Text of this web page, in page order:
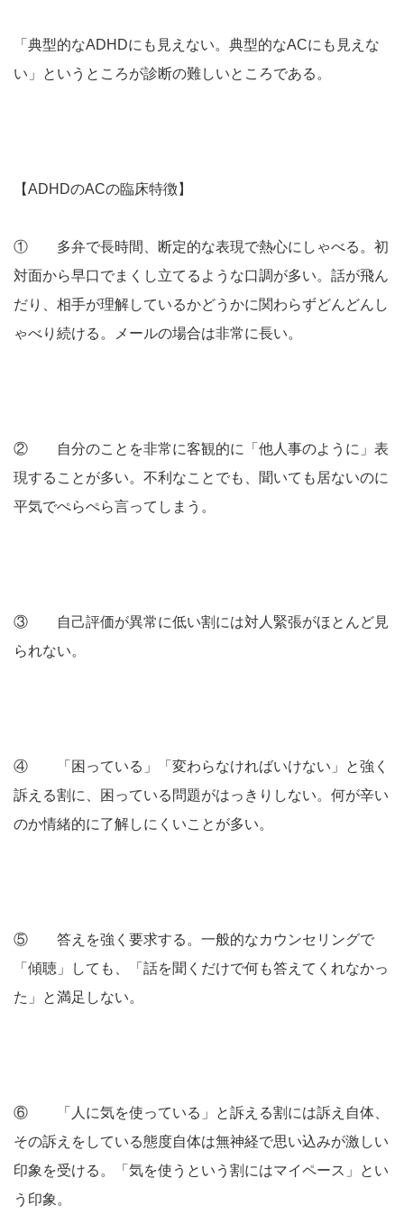
「典型的なADHDにも見えない。典型的なACにも見えな
い」というところが診断の難しいところである。
【ADHDのACの臨床特徴】
① 多弁で長時間、断定的な表現で熱心にしゃべる。初
対面から早口でまくし立てるような口調が多い。話が飛ん
だり、相手が理解しているかどうかに関わらずどんどんし
ゃべり続ける。メールの場合は非常に長い。
② 自分のことを非常に客観的に「他人事のように」表
現することが多い。不利なことでも、聞いても居ないのに
平気でぺらぺら言ってしまう。
③ 自己評価が異常に低い割には対人緊張がほとんど見
られない。
④ 「困っている」「変わらなければいけない」と強く
訴える割に、困っている問題がはっきりしない。何が辛い
のか情緒的に了解しにくいことが多い。
⑤ 答えを強く要求する。一般的なカウンセリングで
「傾聴」しても、「話を聞くだけで何も答えてくれなかっ
た」と満足しない。
⑥ 「人に気を使っている」と訴える割には訴え自体、
その訴えをしている態度自体は無神経で思い込みが激しい
印象を受ける。「気を使うという割にはマイペース」とい
う印象。